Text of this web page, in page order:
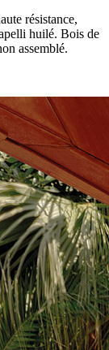
résistance,
huilé. Bois de
assemblé.